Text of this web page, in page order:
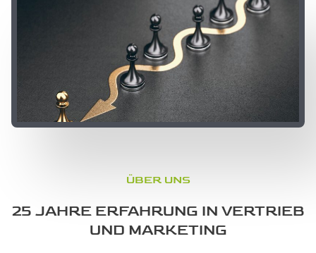
ÜBER UNS
25 JAHRE ERFAHRUNG IN VERTRIEB
UND MARKETING